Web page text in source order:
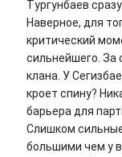
Тургунбаев
Наверное, для
критический
сильнейшего. За
клана. У
кроет спину?
барьера для
Слишком
большими чем у